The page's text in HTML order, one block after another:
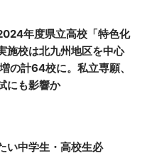
年度県立高校「特色化
施校は北九州地区を中心
の計64校に。私立専願、
にも影響か
い中学生・高校生必